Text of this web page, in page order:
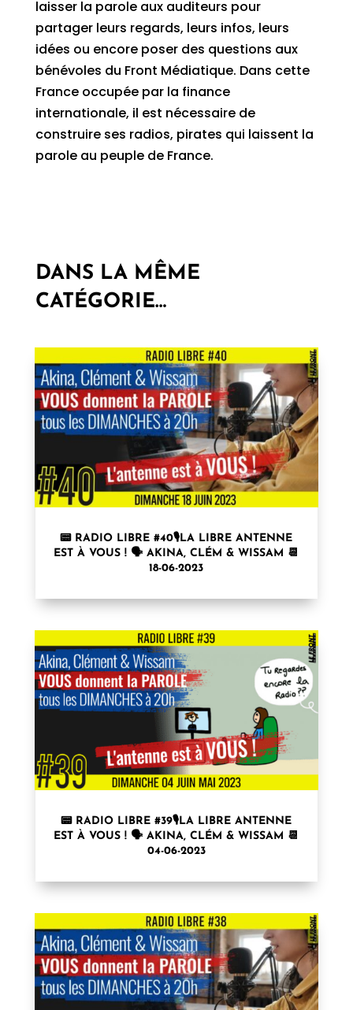
laisser la parole aux auditeurs pour
partager leurs regards, leurs infos, leurs
idées ou encore poser des questions aux
bénévoles du Front Médiatique. Dans cette
France occupée par la finance
internationale, il est nécessaire de
construire ses radios, pirates qui laissent la
parole au peuple de France.
DANS LA MÊME
CATÉGORIE…
📟 RADIO LIBRE #40🎙LA LIBRE ANTENNE
EST À VOUS ! 🗣 AKINA, CLÉM & WISSAM 📆
18-06-2023
📟 RADIO LIBRE #39🎙LA LIBRE ANTENNE
EST À VOUS ! 🗣 AKINA, CLÉM & WISSAM 📆
04-06-2023